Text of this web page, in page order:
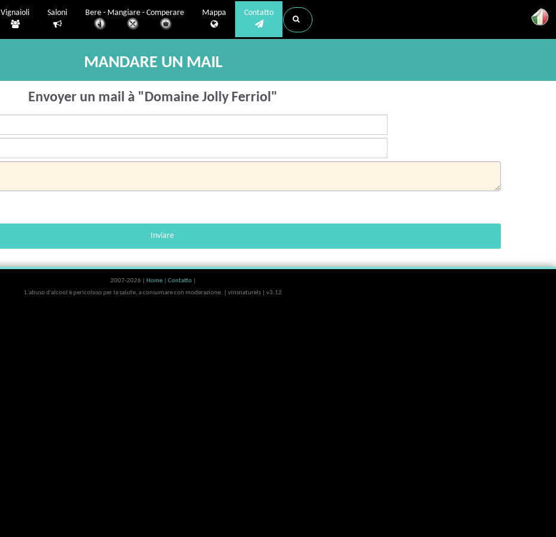
Vignaioli Saloni Bere - Mangiare - Comperare Mappa Contatto
MANDARE UN MAIL
Envoyer un mail à "Domaine Jolly Ferriol"
Inviare
2007-2026 | Home Contatto
L'abuso d'alcool è pericoloso per la salute, a consumare con moderazione. | vinsnaturels | v3.12